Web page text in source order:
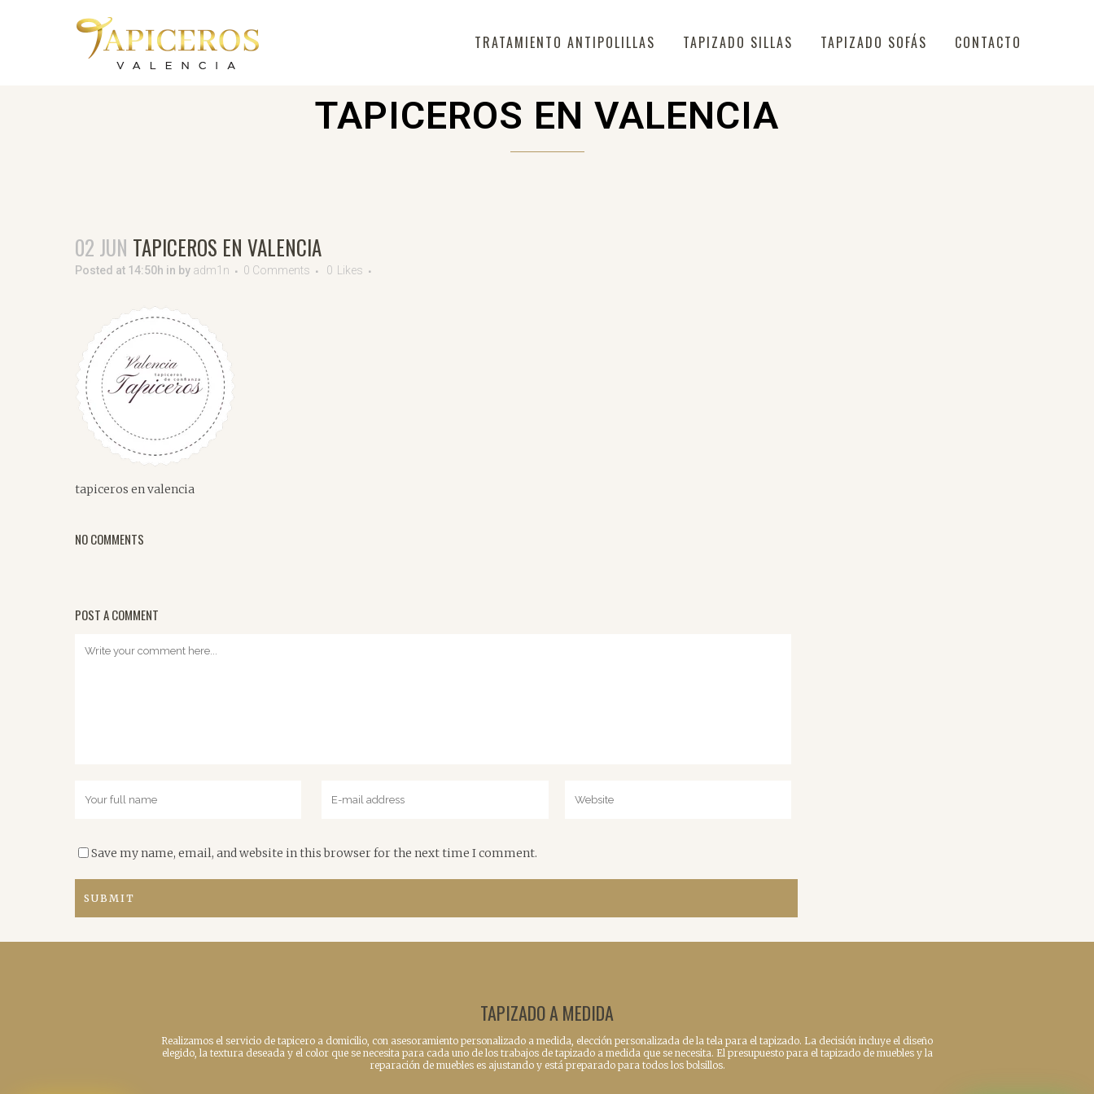
TRATAMIENTO ANTIPOLILLAS TAPIZADO SILLAS TAPIZADO SOFÁS CONTACTO
TAPICEROS EN VALENCIA
02 JUN TAPICEROS EN VALENCIA
Posted at 14:50h in by adm1n 0 Comments 0 Likes
tapiceros en valencia
NO COMMENTS
POST A COMMENT
Save my name, email, and website in this browser for the next time I comment.
TAPIZADO A MEDIDA
Realizamos el servicio de tapicero a domicilio, con asesoramiento personalizado a medida, elección personalizada de la tela para el tapizado. La decisión incluye el diseño
elegido, la textura deseada y el color que se necesita para cada uno de los trabajos de tapizado a medida que se necesita. El presupuesto para el tapizado de muebles y la
reparación de muebles es ajustando y está preparado para todos los bolsillos.